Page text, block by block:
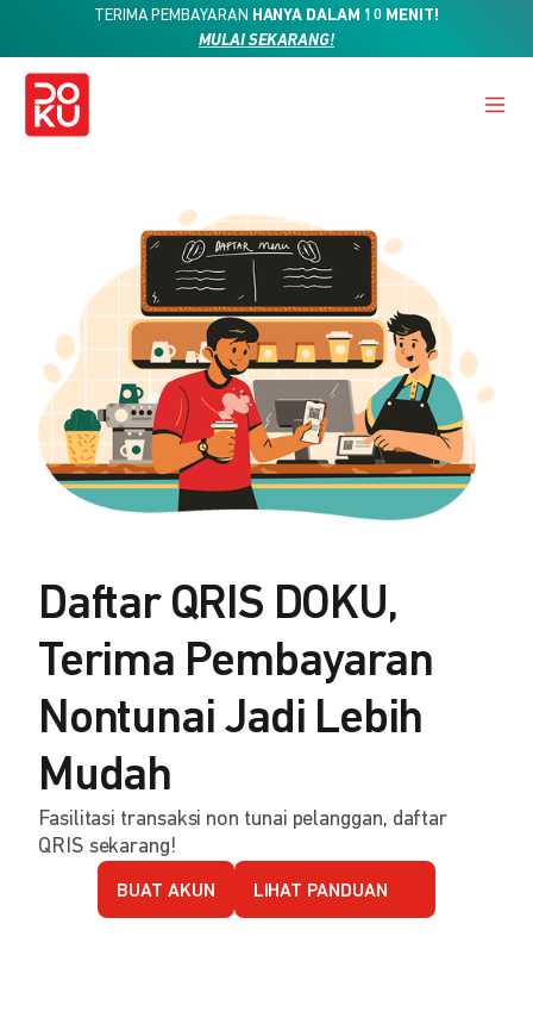
TERIMA PEMBAYARAN HANYA DALAM 10 MENIT!
MULAI SEKARANG!
Daftar QRIS DOKU,
Terima Pembayaran
Nontunai Jadi Lebih
Mudah
Fasilitasi transaksi non tunai pelanggan, daftar
QRIS sekarang!
BUAT AKUN LIHAT PANDUAN